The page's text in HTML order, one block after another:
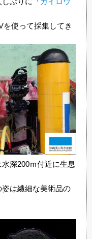
使って採集してき
深200ｍ付近に生息
は繊細な美術品の